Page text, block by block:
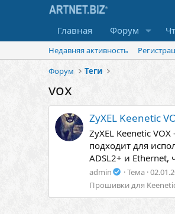
Главная Форум
Недавняя активность
Форум
Теги
vox
ZyXEL Keenetic
ZyXEL Keenetic
подходит для
ADSL2+ и Ethernet,
admin Тема
Прошивки для